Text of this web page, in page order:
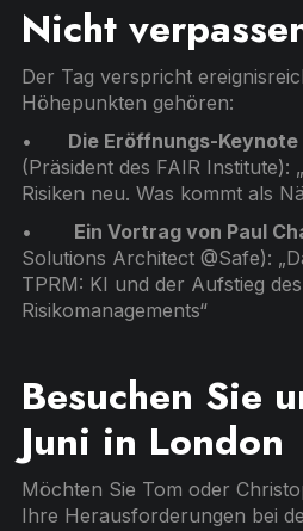
Nicht
Der Tag verspricht
Höhepunkten gehören:
• Die Eröffnungs-Keynote
(Präsident des FAIR Institute):
Risiken neu. Was kommt als
• Ein Vortrag von Paul
Solutions Architect @Safe):
TPRM: KI und der Aufstieg
Risikomanagements“
Besuchen Sie
Juni in London
Möchten Sie Tom oder
Ihre Herausforderungen bei